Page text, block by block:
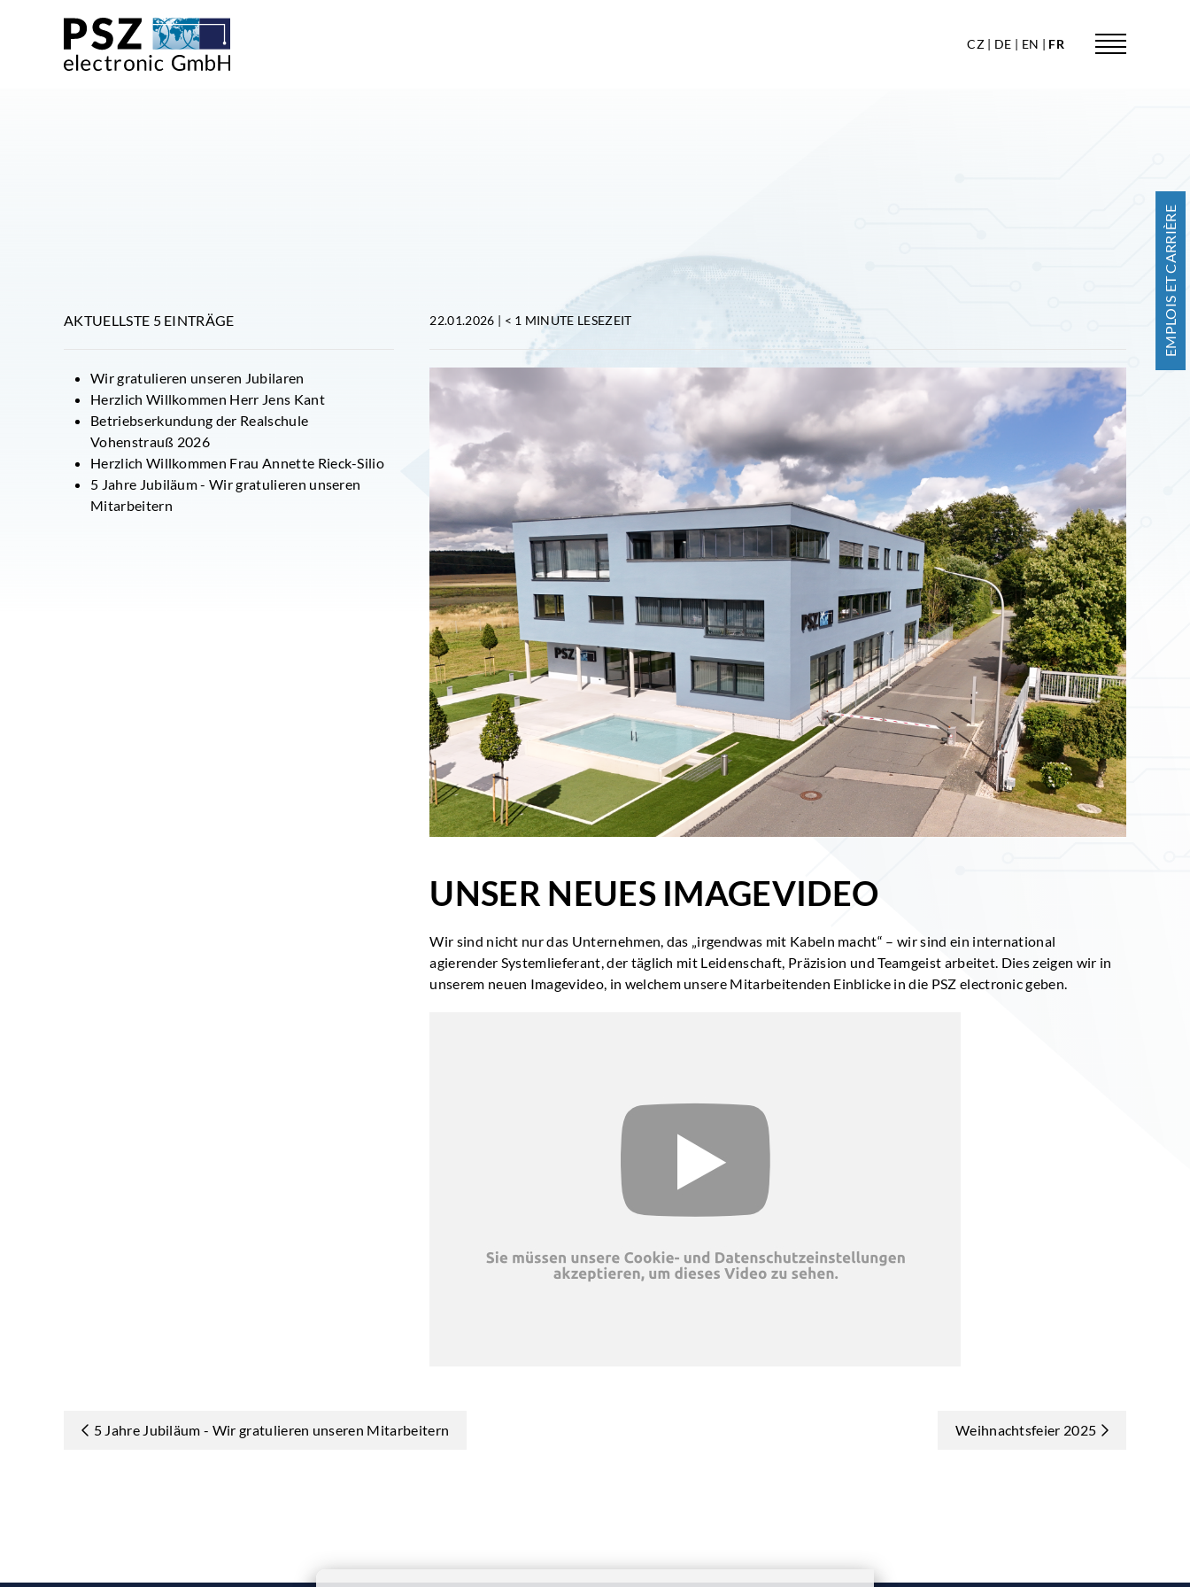
CZ DE EN FR
AKTUELLSTE 5 EINTRÄGE
Wir gratulieren unseren Jubilaren
Herzlich Willkommen Herr Jens Kant
Betriebserkundung der Realschule
Vohenstrauß 2026
Herzlich Willkommen Frau Annette Rieck-Silio
5 Jahre Jubiläum - Wir gratulieren unseren
Mitarbeitern
22.01.2026 | < 1 MINUTE LESEZEIT
UNSER NEUES IMAGEVIDEO
Wir sind nicht nur das Unternehmen, das „irgendwas mit Kabeln macht“ – wir sind ein international
agierender Systemlieferant, der täglich mit Leidenschaft, Präzision und Teamgeist arbeitet. Dies zeigen wir in
unserem neuen Imagevideo, in welchem unsere Mitarbeitenden Einblicke in die PSZ electronic geben.
5 Jahre Jubiläum - Wir gratulieren unseren Mitarbeitern Weihnachtsfeier 2025
EMPLOIS ET CARRIÈRE